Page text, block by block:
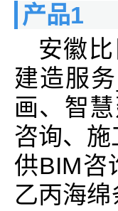
产品1
安徽
建造服
画、智
咨询、
供BIM咨
乙丙海